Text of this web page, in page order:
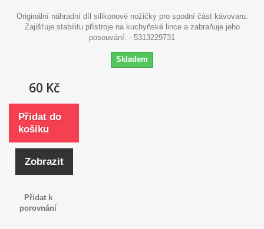
Originální náhradní díl silikonové nožičky pro spodní část kávovaru.
Zajišťuje stabilitu přístroje na kuchyňské lince a zabraňuje jeho
posouvání. - 5313229731
Skladem
60 Kč
Přidat do
košíku
Zobrazit
Přidat k
porovnání